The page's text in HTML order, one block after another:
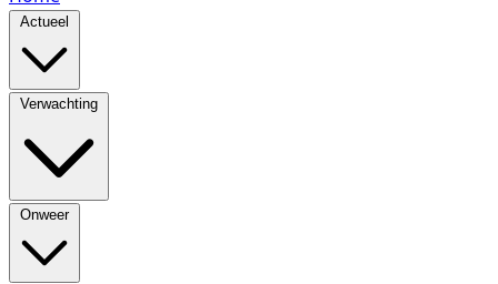
Actueel
Verwachting
Onweer